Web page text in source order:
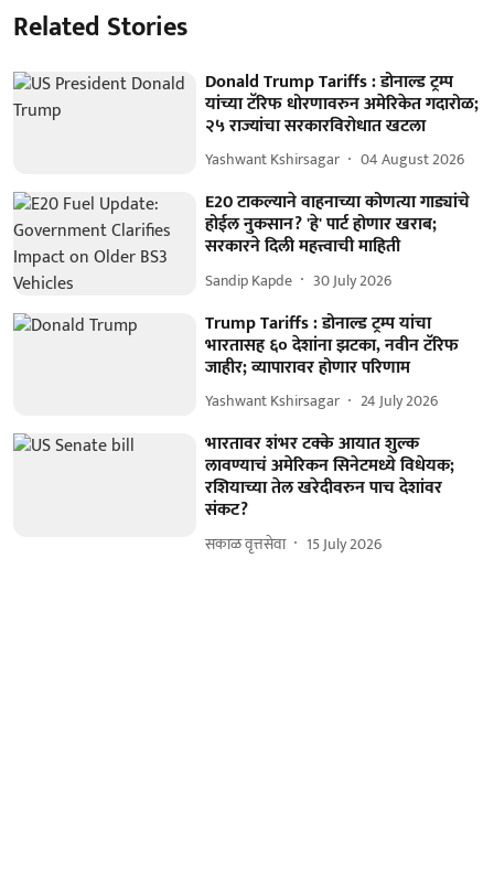
Related Stories
Donald Trump Tariffs : डोनाल्ड ट्रम्प
यांच्या टॅरिफ धोरणावरुन अमेरिकेत गदारोळ;
२५ राज्यांचा सरकारविरोधात खटला
Yashwant Kshirsagar 04 August 2026
E20 टाकल्याने वाहनाच्या कोणत्या गाड्यांचे
होईल नुकसान? 'हे' पार्ट होणार खराब;
सरकारने दिली महत्त्वाची माहिती
Sandip Kapde 30 July 2026
Trump Tariffs : डोनाल्ड ट्रम्प यांचा
भारतासह ६० देशांना झटका, नवीन टॅरिफ
जाहीर; व्यापारावर होणार परिणाम
Yashwant Kshirsagar 24 July 2026
भारतावर शंभर टक्के आयात शुल्क
लावण्याचं अमेरिकन सिनेटमध्ये विधेयक;
रशियाच्या तेल खरेदीवरुन पाच देशांवर
संकट?
सकाळ वृत्तसेवा 15 July 2026